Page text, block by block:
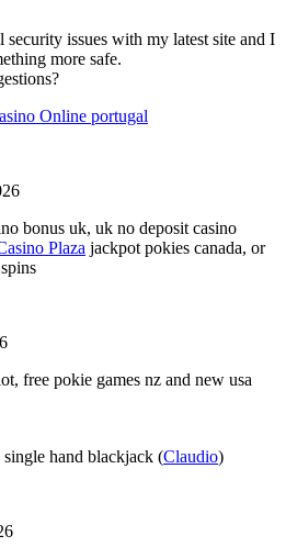
security issues with my latest site and I
more safe.
Online portugal
bonus uk, uk no deposit casino
Plaza jackpot pokies canada, or
free pokie games nz and new usa
hand blackjack (Claudio)